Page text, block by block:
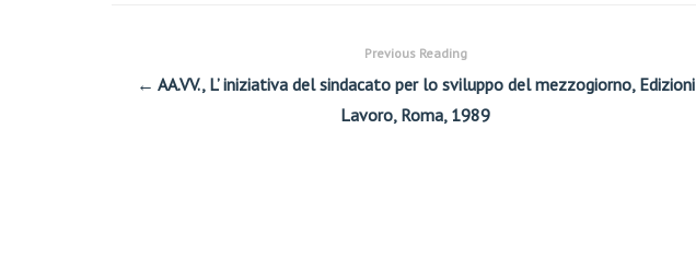
Previous Reading
← AA.VV., L’ iniziativa del sindacato per lo sviluppo del mezzogiorno, Edizioni
Lavoro, Roma, 1989